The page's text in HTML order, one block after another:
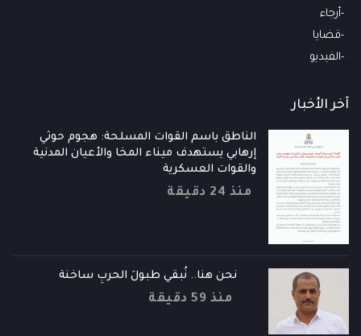
أرجاء
قضايا
الفيديو
آخر الأخبار
الناطق باسم القوات المسلحة: هجوم حوثي
إرهابي يستهدف ميناء المخا والأعيان المدنية
والقوات العسكرية
منذ 24 دقيقة
نحن هنا.. نُبقي طبولَ الحربِ ساخنة
منذ 59 دقيقة